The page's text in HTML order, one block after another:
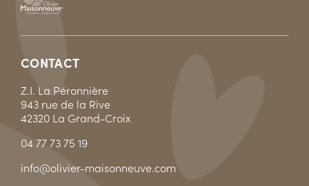
CONTACT
Z.I. La Péronnière
943 rue de la Rive
42320 La Grand-Croix
04 77 73 75 19
info@olivier-maisonneuve.com